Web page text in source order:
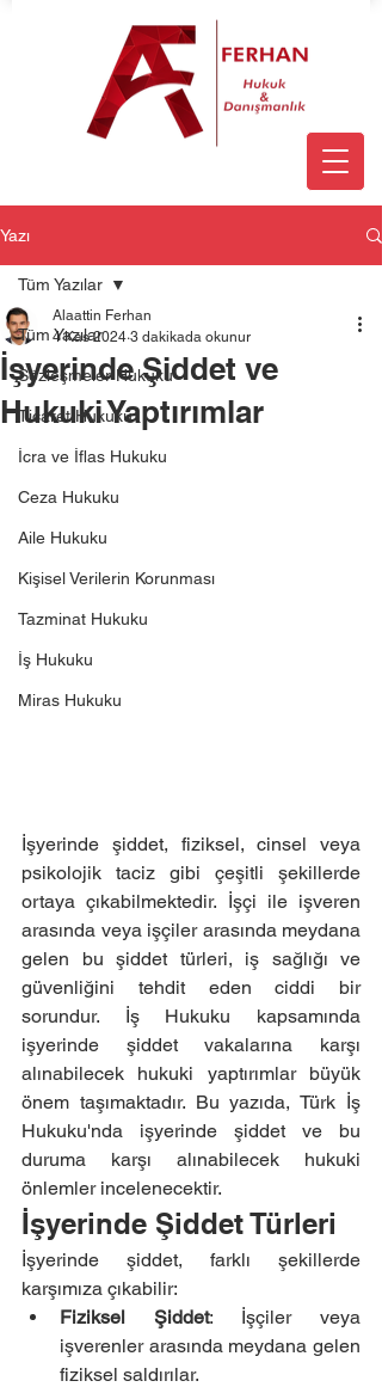
Yazı
Tüm Yazılar
Sözleşmeler Hukuku
Ticaret Hukuku
İcra ve İflas Hukuku
Ceza Hukuku
Aile Hukuku
Kişisel Verilerin Korunması
Tazminat Hukuku
İş Hukuku
Miras Hukuku
Tüm Yazılar
İşyerinde Şiddet ve
Hukuki Yaptırımlar
Alaattin Ferhan
4 Kas 2024 3 dakikada okunur
İşyerinde şiddet, fiziksel, cinsel veya
psikolojik taciz gibi çeşitli şekillerde
ortaya çıkabilmektedir. İşçi ile işveren
arasında veya işçiler arasında meydana
gelen bu şiddet türleri, iş sağlığı ve
güvenliğini tehdit eden ciddi bir
sorundur. İş Hukuku kapsamında
işyerinde şiddet vakalarına karşı
alınabilecek hukuki yaptırımlar büyük
önem taşımaktadır. Bu yazıda, Türk İş
Hukuku'nda işyerinde şiddet ve bu
duruma karşı alınabilecek hukuki
önlemler incelenecektir.
İşyerinde Şiddet Türleri
İşyerinde şiddet, farklı şekillerde
karşımıza çıkabilir:
Fiziksel Şiddet: İşçiler veya
işverenler arasında meydana gelen
fiziksel saldırılar.